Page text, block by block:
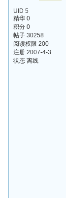
UID 5
精华 0
积分 0
帖子 30258
阅读权限 200
注册 2007-4-3
状态 离线